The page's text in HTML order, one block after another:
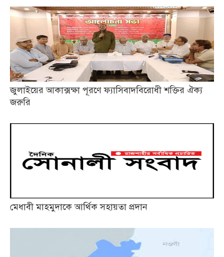
জুলাইয়ের আকাক্সক্ষা পূরণে ফ্যাসিবাদবিরোধী শক্তির ঐক্য
জরুরি
মেধাবী মাহমুদাকে আর্থিক সহায়তা প্রদান